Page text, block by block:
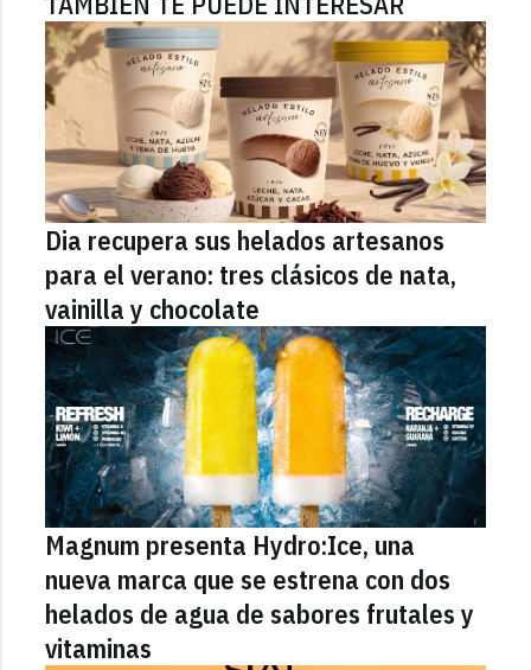
Dia recupera sus helados artesanos
para el verano: tres clásicos de nata,
vainilla y chocolate
Magnum presenta Hydro:Ice, una
nueva marca que se estrena con dos
helados de agua de sabores frutales y
vitaminas